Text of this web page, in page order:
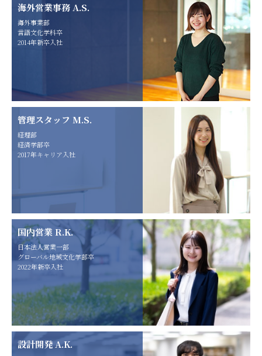
海外営業事務 A.S.
海外事業部
言語文化学科卒
2014年新卒入社
管理スタッフ M.S.
経理部
経済学部卒
2017年キャリア入社
国内営業 R.K.
日本法人営業一部
グローバル地域文化学部卒
2022年新卒入社
設計開発 A.K.